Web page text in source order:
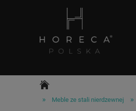
» Meble ze stali nierdzewnej »